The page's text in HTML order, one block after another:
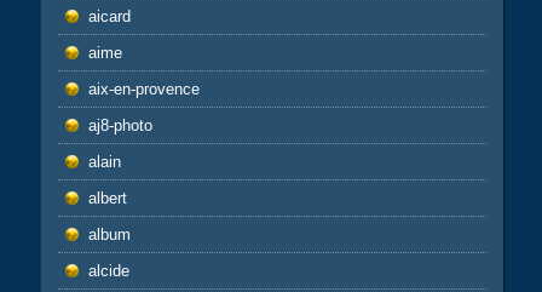
aicard
aime
aix-en-provence
aj8-photo
alain
albert
album
alcide